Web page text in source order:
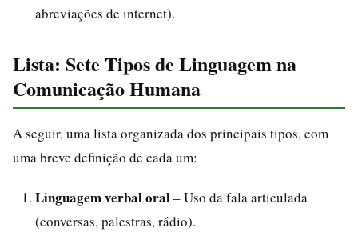
abreviações de internet).
Lista: Sete Tipos de Linguagem na
Comunicação Humana
A seguir, uma lista organizada dos principais tipos, com
uma breve definição de cada um:
Linguagem verbal oral– Uso da fala articulada
(conversas, palestras, rádio).